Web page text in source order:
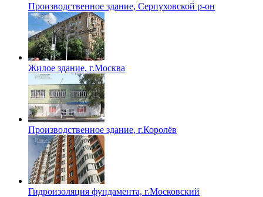
Производственное здание, Серпуховской р-он
Жилое здание, г.Москва
Производственное здание, г.Королёв
Гидроизоляция фундамента, г.Московский